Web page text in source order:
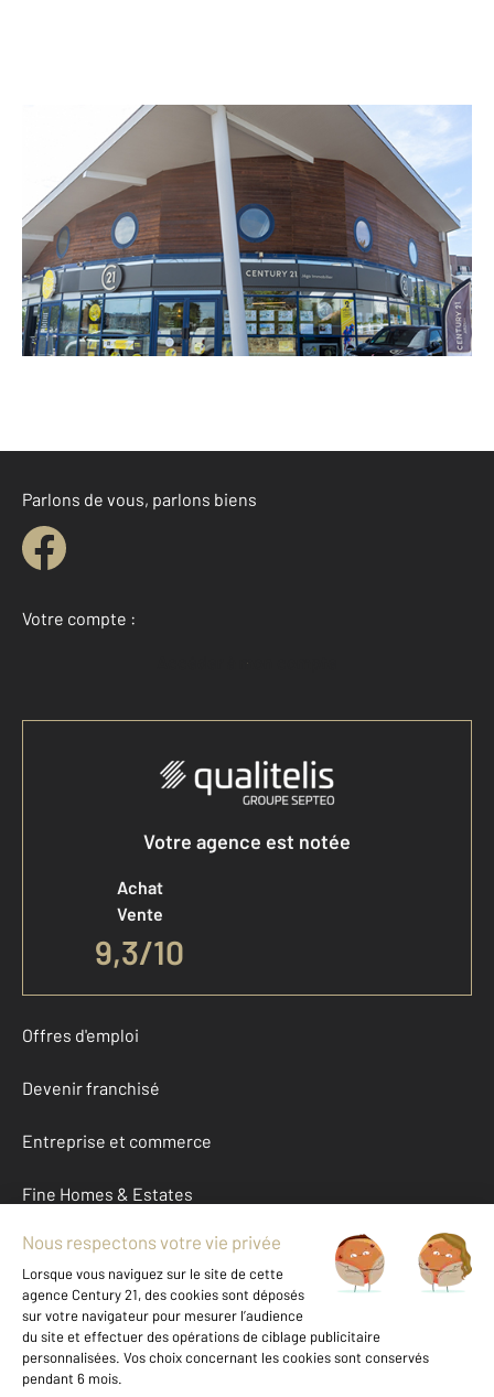
CENTURY 21 Ar'zon Immobilier
Espace 21, Rond Point du Crouesty
ARZON - 56640
Envoyer un message
Téléphoner à l'agence
Parlons de vous, parlons biens
Votre compte :
Accéder à mon compte
Votre agence est notée
Achat
Vente
9,3/10
Offres d'emploi
Devenir franchisé
Entreprise et commerce
Fine Homes & Estates
À propos
International
Nous contacter